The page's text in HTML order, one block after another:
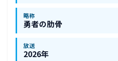
略称
勇者の肋骨
放送
2026年